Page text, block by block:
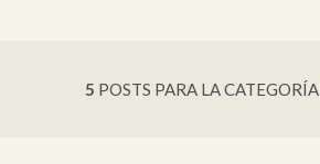
5 POSTS PARA LA CATEGORÍA